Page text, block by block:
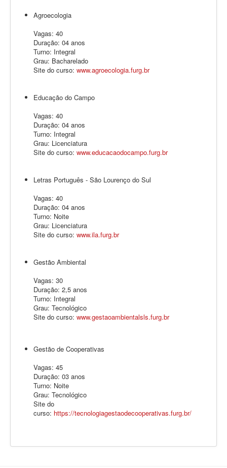
Agroecologia
Vagas: 40
Duração: 04 anos
Turno: Integral
Grau: Bacharelado
Site do curso: www.agroecologia.furg.br
Educação do Campo
Vagas: 40
Duração: 04 anos
Turno: Integral
Grau: Licenciatura
Site do curso: www.educacaodocampo.furg.br
Letras Português - São Lourenço do Sul
Vagas: 40
Duração: 04 anos
Turno: Noite
Grau: Licenciatura
Site do curso: www.ila.furg.br
Gestão Ambiental
Vagas: 30
Duração: 2,5 anos
Turno: Integral
Grau: Tecnológico
Site do curso: www.gestaoambientalsls.furg.br
Gestão de Cooperativas
Vagas: 45
Duração: 03 anos
Turno: Noite
Grau: Tecnológico
Site do
curso: https://tecnologiagestaodecooperativas.furg.br/